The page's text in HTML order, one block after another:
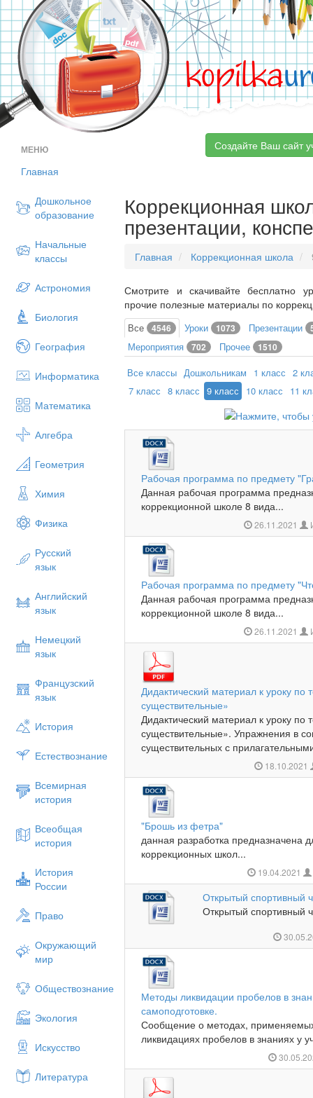
kopilka
МЕНЮ
Главная
Дошкольное
образование
Начальные
классы
Астрономия
Биология
География
Информатика
Математика
Алгебра
Геометрия
Химия
Физика
Русский
язык
Английский
язык
Немецкий
язык
Французский
язык
История
Естествознание
Всемирная
история
Всеобщая
история
История
России
Право
Окружающий
мир
Обществознание
Экология
Искусство
Литература
Создайте Ваш сайт
Коррекционная
презентации,
Главная Коррекционная школа
Смотрите и скачивайте бесплатно
прочие полезные материалы по
Все 4546 Уроки 1073 Презентации
Мероприятия 702 Прочее 1510
Все классы Дошкольникам 1 класс 2
7 класс 8 класс 9 класс 10 класс 11
Рабочая программа по предмету
Данная рабочая программа
коррекционной школе 8 вида...
26.11.2021
Рабочая программа по предмету
Данная рабочая программа
коррекционной школе 8 вида...
26.11.2021
Дидактический материал к уроку
существительные»
Дидактический материал к уроку
существительные». Упражнения в
существительных с
18.10.2021
"Брошь из фетра"
данная разработка предназначена
коррекционных школ...
19.04.2021
Открытый спортивный
Открытый спортивный
Методы ликвидации пробелов в
самоподготовке.
Сообщение о методах,
ликвидациях пробелов в знаниях у